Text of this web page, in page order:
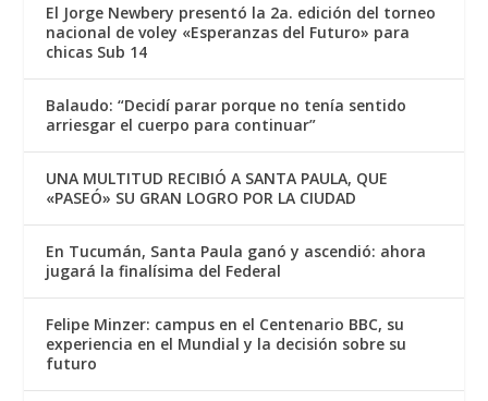
El Jorge Newbery presentó la 2a. edición del torneo
nacional de voley «Esperanzas del Futuro» para
chicas Sub 14
Balaudo: “Decidí parar porque no tenía sentido
arriesgar el cuerpo para continuar”
UNA MULTITUD RECIBIÓ A SANTA PAULA, QUE
«PASEÓ» SU GRAN LOGRO POR LA CIUDAD
En Tucumán, Santa Paula ganó y ascendió: ahora
jugará la finalísima del Federal
Felipe Minzer: campus en el Centenario BBC, su
experiencia en el Mundial y la decisión sobre su
futuro